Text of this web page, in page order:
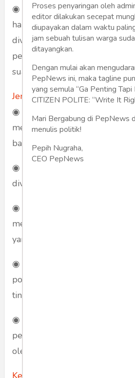
◉ Saham preferen: Saham
hak kepada pemegangnya
dividen dengan prioritas lebih
pemegang saham biasa,
suara dalam RUPS.
Jenis- Jenis Saham
◉ Blue chip stocks: Saham
memiliki reputasi dan kinerja
baik.
◉ Income stocks: Saham yang
dividen yang stabil dan tinggi.
◉ Growth stocks: Saham dari
memiliki pertumbuhan
yang tinggi.
◉ Speculative stocks: Saham
potensi untuk memberikan
tinggi, tetapi juga memiliki
◉ Counter cyclical stocks:
perusahaan yang kinerjanya
oleh kondisi ekonomi yang
Keuntungan dari investasi saham
Proses penyaringan oleh
editor dilakukan secepat
diupayakan dalam waktu
jam sebuah tulisan warga
ditayangkan.
Dengan mulai akan
PepNews ini, maka tagline
yang semula “Ga Penting Tapi
CITIZEN POLITE: “Write It
Mari Bergabung di PepNews
menulis politik!
Pepih Nugraha,
CEO PepNews